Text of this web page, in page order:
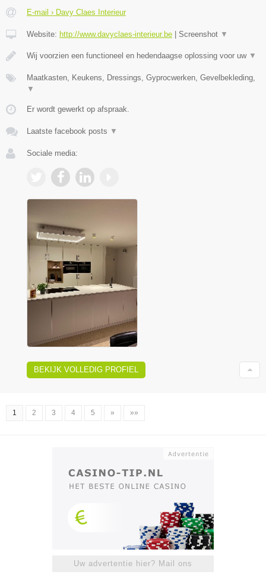
E-mail › Davy Claes Interieur
Website: http://www.davyclaes-interieur.be Screenshot ▼
Wij voorzien een functioneel en hedendaagse oplossing voor uw ▼
Maatkasten, Keukens, Dressings, Gyprocwerken, Gevelbekleding,
▼
Er wordt gewerkt op afspraak.
Laatste facebook posts ▼
Sociale media:
BEKIJK VOLLEDIG PROFIEL
1 2 3 4 5 » »»
Uw advertentie hier? Mail ons